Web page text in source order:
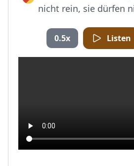
nicht rein, sie dürfen
0.5x Listen